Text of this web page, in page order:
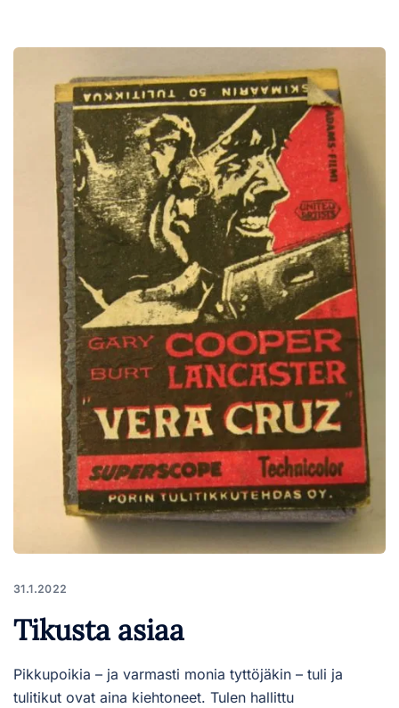
31.1.2022
Tikusta asiaa
Pikkupoikia – ja varmasti monia tyttöjäkin – tuli ja
tulitikut ovat aina kiehtoneet. Tulen hallittu